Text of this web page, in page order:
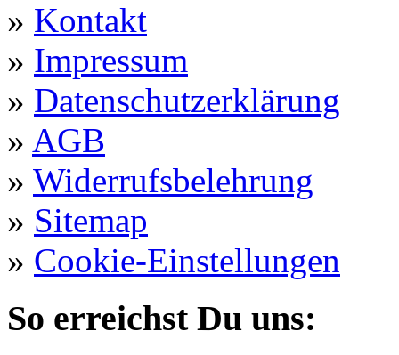
» Kontakt
» Impressum
» Datenschutzerklärung
» AGB
» Widerrufsbelehrung
» Sitemap
» Cookie-Einstellungen
So erreichst Du uns: